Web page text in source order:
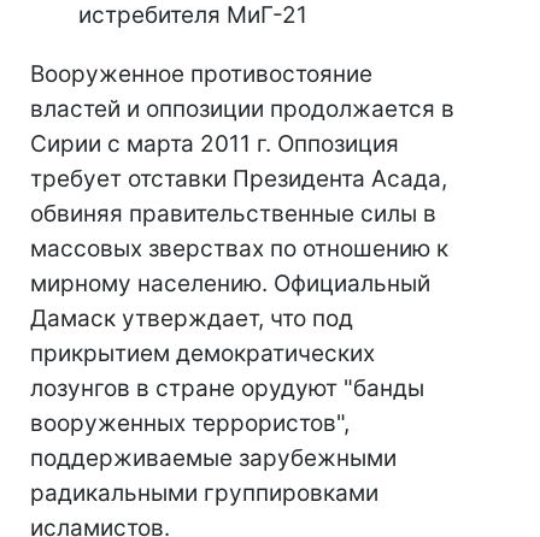
истребителя МиГ-21
Вооруженное противостояние
властей и оппозиции продолжается в
Сирии с марта 2011 г. Оппозиция
требует отставки Президента Асада,
обвиняя правительственные силы в
массовых зверствах по отношению к
мирному населению. Официальный
Дамаск утверждает, что под
прикрытием демократических
лозунгов в стране орудуют "банды
вооруженных террористов",
поддерживаемые зарубежными
радикальными группировками
исламистов.